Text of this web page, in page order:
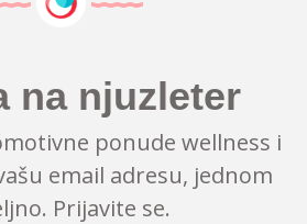
na njuzleter
ponude wellness i
email adresu, jednom
Prijavite se.